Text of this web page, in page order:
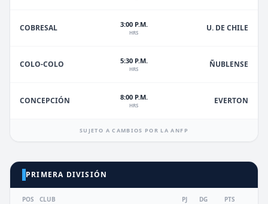
COBRESAL 3:00 P.M.
HRS U. DE CHILE
COLO-COLO 5:30 P.M.
HRS ÑUBLENSE
CONCEPCIÓN 8:00 P.M.
HRS EVERTON
SUJETO A CAMBIOS POR LA ANFP
PRIMERA DIVISIÓN
POS CLUB PJ DG PTS